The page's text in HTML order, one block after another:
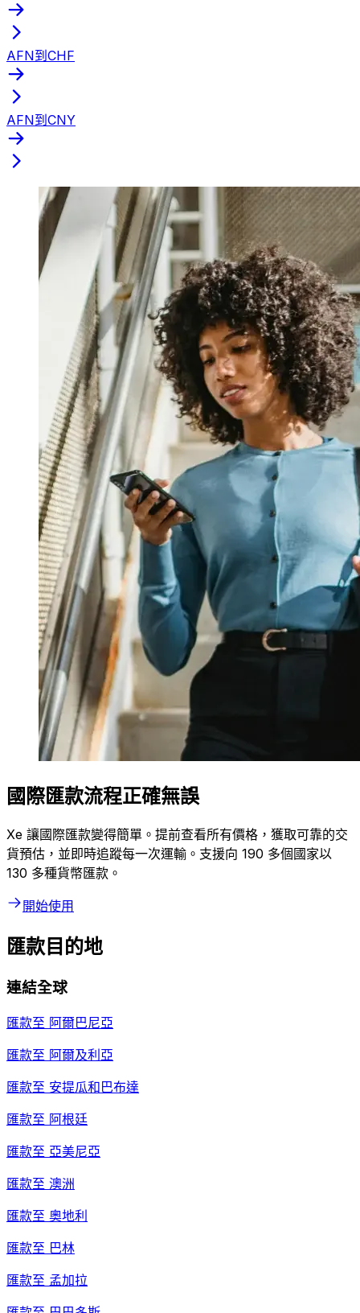
AFN到CHF
AFN到CNY
國際匯款流程正確無誤
Xe 讓國際匯款變得簡單。提前查看所有價格，獲取可靠的交
貨預估，並即時追蹤每一次運輸。支援向 190 多個國家以
130 多種貨幣匯款。
開始使用
匯款目的地
連結全球
匯款至 阿爾巴尼亞
匯款至 阿爾及利亞
匯款至 安提瓜和巴布達
匯款至 阿根廷
匯款至 亞美尼亞
匯款至 澳洲
匯款至 奧地利
匯款至 巴林
匯款至 孟加拉